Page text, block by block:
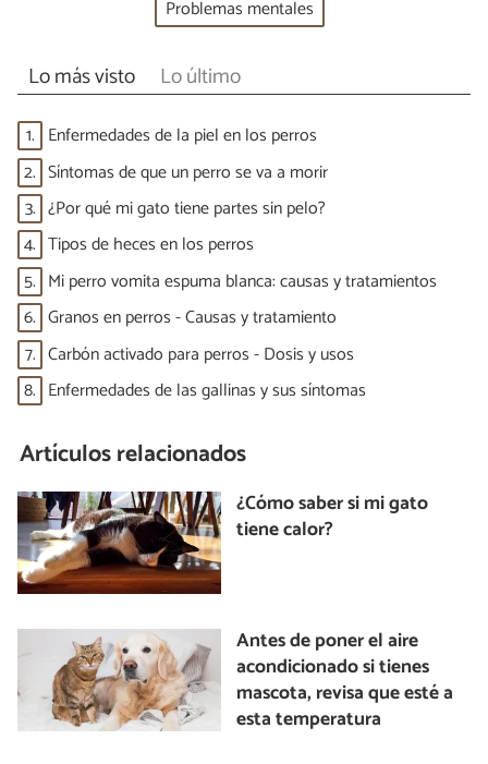
Problemas mentales
Lo más visto Lo último
1. Enfermedades de la piel en los perros
2. Síntomas de que un perro se va a morir
3. ¿Por qué mi gato tiene partes sin pelo?
4. Tipos de heces en los perros
5. Mi perro vomita espuma blanca: causas y tratamientos
6. Granos en perros - Causas y tratamiento
7. Carbón activado para perros - Dosis y usos
8. Enfermedades de las gallinas y sus síntomas
Artículos relacionados
¿Cómo saber si mi gato
tiene calor?
Antes de poner el aire
acondicionado si tienes
mascota, revisa que esté a
esta temperatura